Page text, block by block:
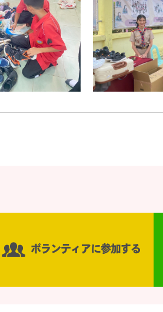
ボランティアに参加する